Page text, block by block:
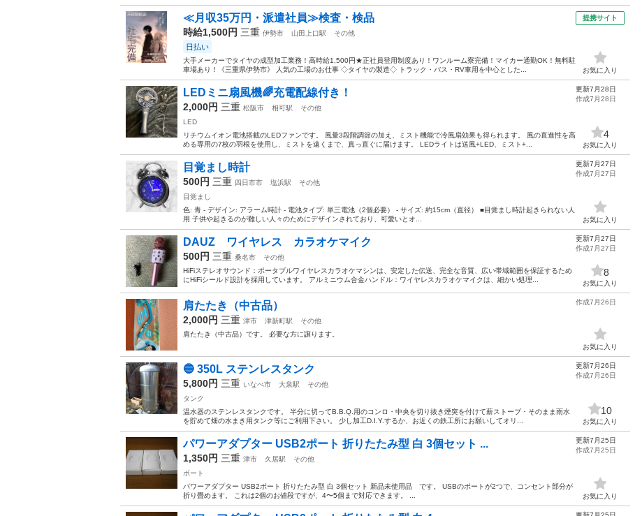
≪月収35万円・派遣社員≫検査・検品
時給1,500円 三重 伊勢市 山田上口駅 その他
日払い
大手メーカーでタイヤの成型加工業務！高時給1,500円★正社員登用制度あり！ワンルーム寮完備！マイカー通勤OK！無料駐
車場あり！《三重県伊勢市》 人気の工場のお仕事 ◇タイヤの製造◇ トラック・バス・RV車用を中心とした...
提携サイト
お気に入り
LEDミニ扇風機🌈充電配線付き！
2,000円 三重 松阪市 相可駅
その他
LED
リチウムイオン電池搭載のLEDファンです。 風量3段階調節の加え、ミスト機能で冷風扇効果も得られます。 風の直進性を高
める専用の7枚の羽根を使用し、ミストを遠くまで、真っ直ぐに届けます。 LEDライトは送風+LED、ミスト+...
更新7月28日
作成7月28日
4
お気に入り
目覚まし時計
500円 三重 四日市市 塩浜駅
その他
目覚まし
色: 青 - デザイン: アラーム時計 - 電池タイプ: 単三電池（2個必要） - サイズ: 約15cm（直径） ■目覚まし時計起きられない人
用 子供や起きるのが難しい人々のためにデザインされており、可愛いとオ...
更新7月27日
作成7月27日
お気に入り
DAUZ ワイヤレス カラオケマイク
500円 三重 桑名市
その他
HiFiステレオサウンド：ポータブルワイヤレスカラオケマシンは、安定した伝送、完全な音質、広い帯域範囲を保証するため
にHiFiシールド設計を採用しています。 アルミニウム合金ハンドル：ワイヤレスカラオケマイクは、細かい処理...
更新7月27日
作成7月27日
8
お気に入り
肩たたき（中古品）
2,000円 三重 津市 津新町駅
その他
肩たたき（中古品）です。 必要な方に譲ります。
作成7月26日
お気に入り
🔵 350L ステンレスタンク
5,800円 三重 いなべ市 大泉駅
その他
タンク
温水器のステンレスタンクです。 半分に切ってB.B.Q.用のコンロ・中央を切り抜き煙突を付けて薪ストーブ・そのまま雨水
を貯めて畑の水まき用タンク等にご利用下さい。 少し加工D.I.Y.するか、お近くの鉄工所にお願いしてオリ...
更新7月26日
作成7月26日
10
お気に入り
パワーアダプター USB2ポート 折りたたみ型 白 3個セット ...
1,350円 三重 津市 久居駅
その他
ポート
パワーアダプター USB2ポート 折りたたみ型 白 3個セット 新品未使用品 です。 USBのポートが2つで、コンセント部分が
折り畳めます。 これは2個のお値段ですが、4〜5個まで対応できます。 ...
更新7月25日
作成7月25日
お気に入り